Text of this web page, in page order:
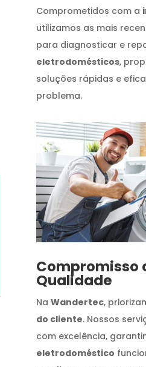
Comprometidos com a
utilizamos as mais
para diagnosticar e
eletrodomésticos,
soluções rápidas e
problema.
Compromisso
Qualidade
Na Wandertec,
do cliente. Nossos
com excelência,
eletrodoméstico